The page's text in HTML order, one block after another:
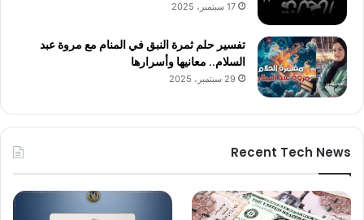
17 سبتمبر، 2025
تفسير حلم ثمرة النبق في المنام مع مروة عبد
السلام.. معانيها وأسرارها
29 سبتمبر، 2025
Recent Tech News